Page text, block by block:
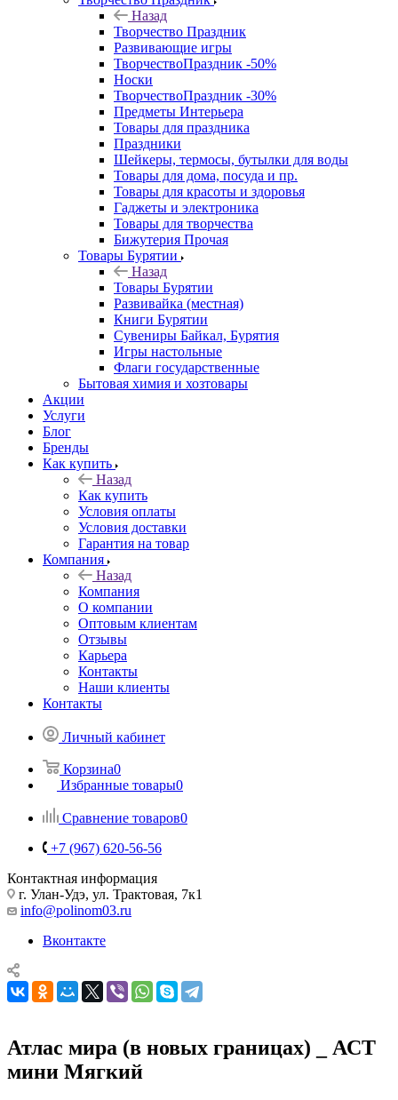
Назад
Творчество Праздник
Развивающие игры
ТворчествоПраздник -50%
Носки
ТворчествоПраздник -30%
Предметы Интерьера
Товары для праздника
Праздники
Шейкеры, термосы, бутылки для воды
Товары для дома, посуда и пр.
Товары для красоты и здоровья
Гаджеты и электроника
Товары для творчества
Бижутерия Прочая
Товары Бурятии
Назад
Товары Бурятии
Развивайка (местная)
Книги Бурятии
Сувениры Байкал, Бурятия
Игры настольные
Флаги государственные
Бытовая химия и хозтовары
Акции
Услуги
Блог
Бренды
Как купить
Назад
Как купить
Условия оплаты
Условия доставки
Гарантия на товар
Компания
Назад
Компания
О компании
Оптовым клиентам
Отзывы
Карьера
Контакты
Наши клиенты
Контакты
Личный кабинет
Корзина0
Избранные товары0
Сравнение товаров0
+7 (967) 620-56-56
Контактная информация
г. Улан-Удэ, ул. Трактовая, 7к1
info@polinom03.ru
Вконтакте
Атлас мира (в новых границах) _ АСТ
мини Мягкий